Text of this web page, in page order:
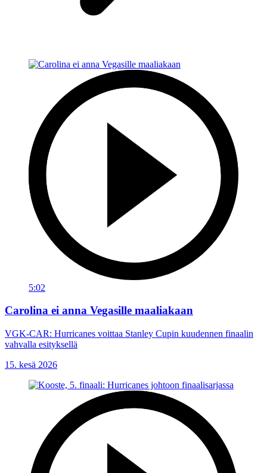
5:02
Carolina ei anna Vegasille maaliakaan
VGK-CAR: Hurricanes voittaa Stanley Cupin kuudennen finaalin
vahvalla esityksellä
15. kesä 2026